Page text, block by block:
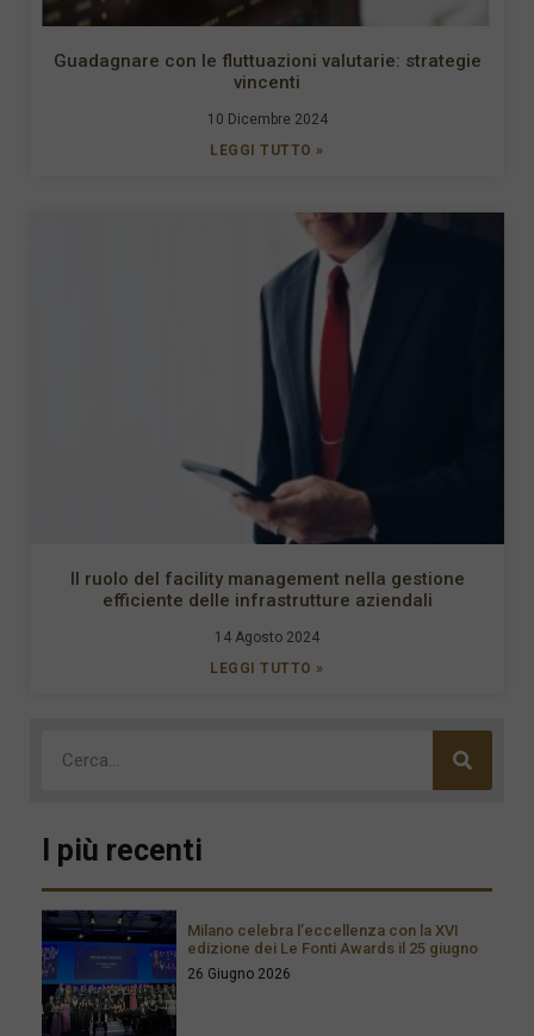
Guadagnare con le fluttuazioni valutarie: strategie
vincenti
10 Dicembre 2024
LEGGI TUTTO »
Il ruolo del facility management nella gestione
efficiente delle infrastrutture aziendali
14 Agosto 2024
LEGGI TUTTO »
I più recenti
Milano celebra l’eccellenza con la XVI
edizione dei Le Fonti Awards il 25 giugno
26 Giugno 2026